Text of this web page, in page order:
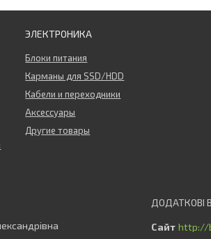
ЭЛЕКТРОНИКА
Блоки питания
Карманы для SSD/HDD
Кабели и переходники
Аксессуары
Другие товары
http://